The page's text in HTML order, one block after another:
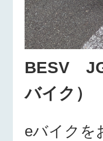
BESV
バイク）
eバイクを